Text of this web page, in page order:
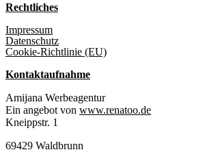
Rechtliches
Impressum
Datenschutz
Cookie-Richtlinie (EU)
Kontaktaufnahme
Amijana Werbeagentur
Ein angebot von www.renatoo.de
Kneippstr. 1
69429 Waldbrunn